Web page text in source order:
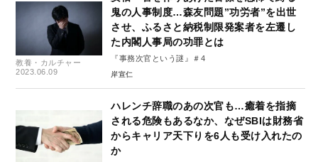
教養・カルチャー
2023.06.09
鬼の人事制度…森友問題”功労者”を出世
させ、ふるさと納税制限発案者を左遷し
た内閣人事局の功罪とは
『事務次官という謎』＃4
岸宣仁
ハレンチ辞職のあの次官も…癒着を指摘
される危険もあるなか、なぜSBIは財務省
からキャリア天下りを6人も受け入れたの
か